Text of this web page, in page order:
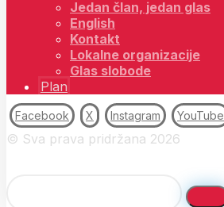
Jedan član, jedan glas
English
Kontakt
Lokalne organizacije
Glas slobode
Plan
Facebook X Instagram YouTube
© Sva prava pridržana 2026